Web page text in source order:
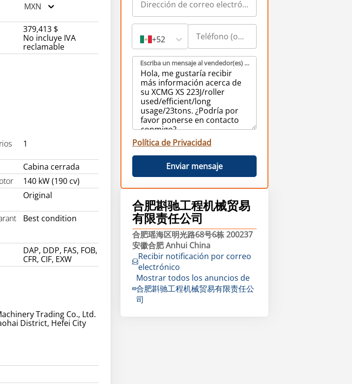
MXN
379,413 $
No incluye IVA
reclamable
1
Cabina cerrada
140 kW (190 cv)
Original
Best condition
DAP, DDP, FAS, FOB,
CFR, CIF, EXW
Trading Co., Ltd.
District, Hefei City
+52
Escriba un mensaje al vendedor(es) (obligatorio)
Política de Privacidad
Enviar mensaje
合肥斟驰工程机械贸易
有限责任公司
合肥瑶海区明光路68号6栋 200237
安徽合肥 Anhui China
Recibir notificación por correo
electrónico
Mostrar todos los anuncios de
合肥斟驰工程机械贸易有限责任公
司